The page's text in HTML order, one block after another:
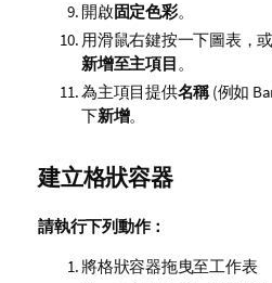
開啟固定色彩。
用滑鼠右鍵按一下圖表，
新增至主項目 。
為主項目提供名稱(例如
下新增。
建立格狀容器
請執行下列動作：
將格狀容器拖曳至工作表